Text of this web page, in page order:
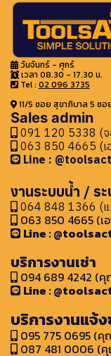
วันจันทร์ - ศุกร์
เวลา 08.30 - 17.30 น.
Tel : 02 096 3735
11/5 ซอย สุขาภิบาล 5 ซอ
Sales admin
091 120 5338 (จ
063 850 4665 (เ
Line : @toolsact
งานระบบน้ำ / ร
064 848 1366 (
063 850 4665 (เ
Line :
บริการงานเช่า
094 689 4242 (
Line :
บริการงานแจ้
095 775 0695 (คุ
087 481 0006 (